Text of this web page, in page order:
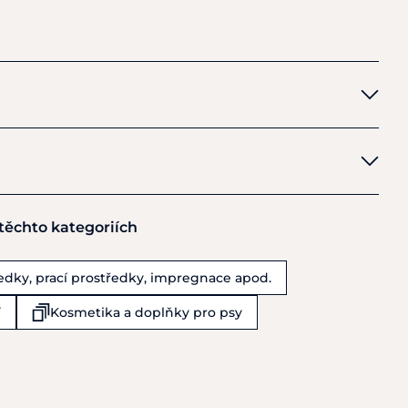
přibalíte
výsledků, pokud budete mít štětinkydotvaruV
GmbH kategoriích
prací prostředky, impregnace apod.
Kosmetika a doplňky pro psy